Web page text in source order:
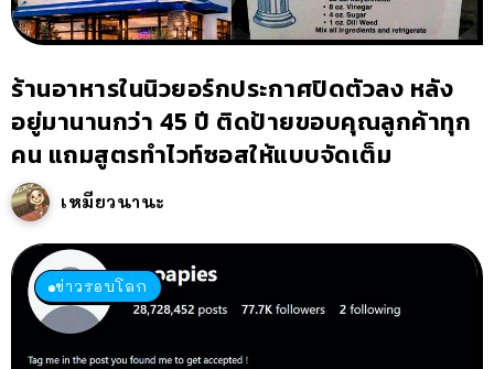
ร้านอาหารในนิวยอร์กประกาศปิดตัวลง หลัง
อยู่มานานกว่า 45 ปี ติดป้ายขอบคุณลูกค้าทุก
คน แถมสูตรทำไวท์ซอสให้แบบจัดเต็ม
เหมียวนานะ
ข่าวรอบโลก